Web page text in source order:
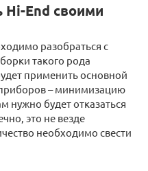
End своими
разобраться с
такого рода
применить основной
– минимизацию
нужно будет отказаться
это не везде
необходимо свести